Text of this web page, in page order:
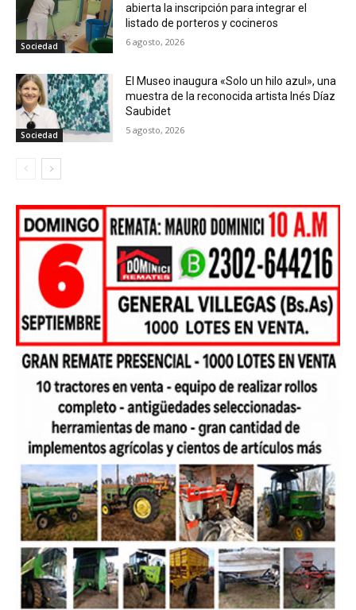
Sociedad
abierta la inscripción para integrar el
listado de porteros y cocineros
6 agosto, 2026
Sociedad
El Museo inaugura «Solo un hilo azul», una
muestra de la reconocida artista Inés Díaz
Saubidet
5 agosto, 2026